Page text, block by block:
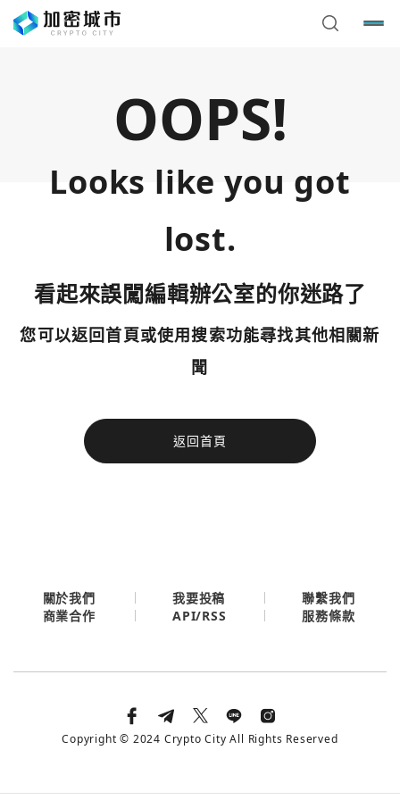
OOPS!
Looks like you got
lost.
看起來誤闖編輯辦公室的你迷路了
您可以返回首頁或使用搜索功能尋找其他相關新
聞
返回首頁
今日熱門
使用以下帳號繼續
您已閒置5分鐘，請點擊關閉按鈕或空白處，即可回到加密
今日熱門
關於我們 我要投稿
聯繫我們
商業合作
API/RSS 服務條款
Copyright © 2024 Crypto City All Rights Reserved